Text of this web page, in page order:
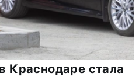
Краснодаре стала